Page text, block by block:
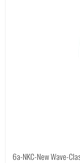
6a-NKC-New Wave-